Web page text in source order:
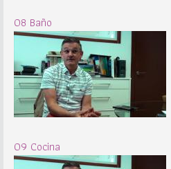
08 Baño
09 Cocina